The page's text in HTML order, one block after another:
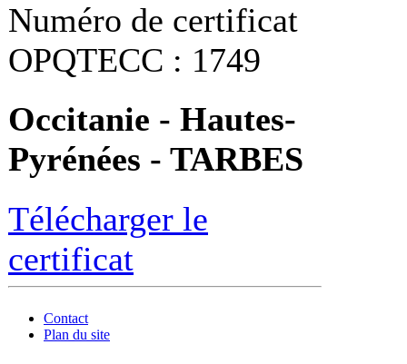
Numéro de certificat
OPQTECC : 1749
Occitanie - Hautes-
Pyrénées - TARBES
Télécharger le
certificat
Contact
Plan du site